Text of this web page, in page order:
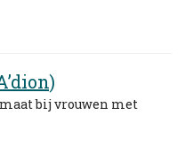
bij vrouwen met